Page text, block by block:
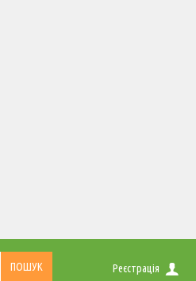
Реєстрація